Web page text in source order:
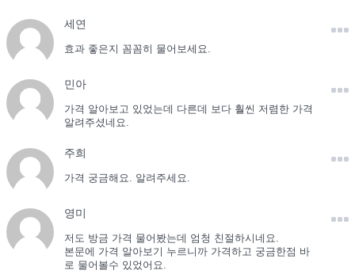
세연
효과 좋은지 꼼꼼히 물어보세요.
민아
가격 알아보고 있었는데 다른데 보다 훨씬 저렴한 가격
알려주셨네요.
주희
가격 궁금해요. 알려주세요.
영미
저도 방금 가격 물어봤는데 엄청 친절하시네요.
본문에 가격 알아보기 누르니까 가격하고 궁금한점 바
로 물어볼수 있었어요.